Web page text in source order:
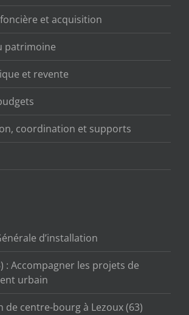
et acquisition
patrimoine
et revente
coordination et supports
d’installation
: Accompagner les projets de
urbain
de centre-bourg à Lezoux (63)